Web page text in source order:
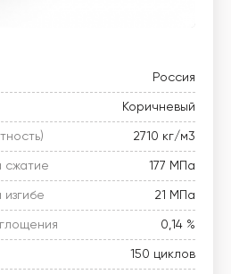
Россия
Коричневый
2710 кг/м3
сжатие 177 МПа
21 МПа
0,14 %
150 циклов